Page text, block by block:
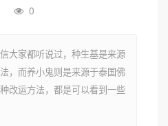
0
大家都听说过，种生基是来源
，而养小鬼则是来源于泰国佛
改运方法，都是可以看到一些